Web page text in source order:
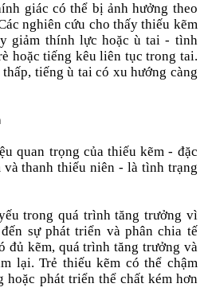
giác có thể bị ảnh hưởng theo
nghiên cứu cho thấy thiếu kẽm
giảm thính lực hoặc ù tai - tình
hoặc tiếng kêu liên tục trong tai.
tiếng ù tai có xu hướng càng
quan trọng của thiếu kẽm - đặc
và thanh thiếu niên - là tình trạng
trong quá trình tăng trưởng vì
sự phát triển và phân chia tế
đủ kẽm, quá trình tăng trưởng và
lại. Trẻ thiếu kẽm có thể chậm
hoặc phát triển thể chất kém hơn